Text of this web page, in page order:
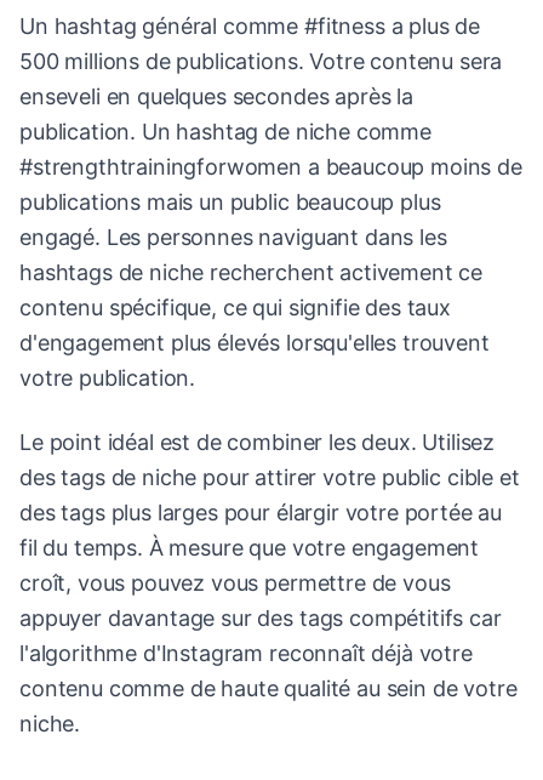
Un hashtag général comme #fitness a plus de
500 millions de publications. Votre contenu sera
enseveli en quelques secondes après la
publication. Un hashtag de niche comme
#strengthtrainingforwomen a beaucoup moins de
publications mais un public beaucoup plus
engagé. Les personnes naviguant dans les
hashtags de niche recherchent activement ce
contenu spécifique, ce qui signifie des taux
d'engagement plus élevés lorsqu'elles trouvent
votre publication.
Le point idéal est de combiner les deux. Utilisez
des tags de niche pour attirer votre public cible et
des tags plus larges pour élargir votre portée au
fil du temps. À mesure que votre engagement
croît, vous pouvez vous permettre de vous
appuyer davantage sur des tags compétitifs car
l'algorithme d'Instagram reconnaît déjà votre
contenu comme de haute qualité au sein de votre
niche.